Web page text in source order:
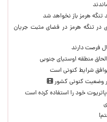
تنگه هرمز باز نخواهد شد
در تنگه هرمز در فضای مثبت جریان
منطقه اوستیای جنوبی
شرایط کنونی است
وضعیت کنونی کشور